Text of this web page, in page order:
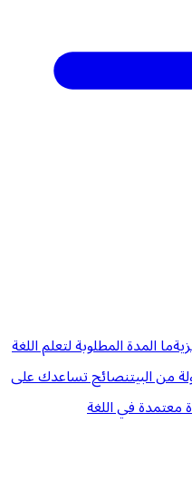
ما المدة المطلوبة لتعلم اللغة
من البيتنصائح تساعدك على
معتمدة في اللغة